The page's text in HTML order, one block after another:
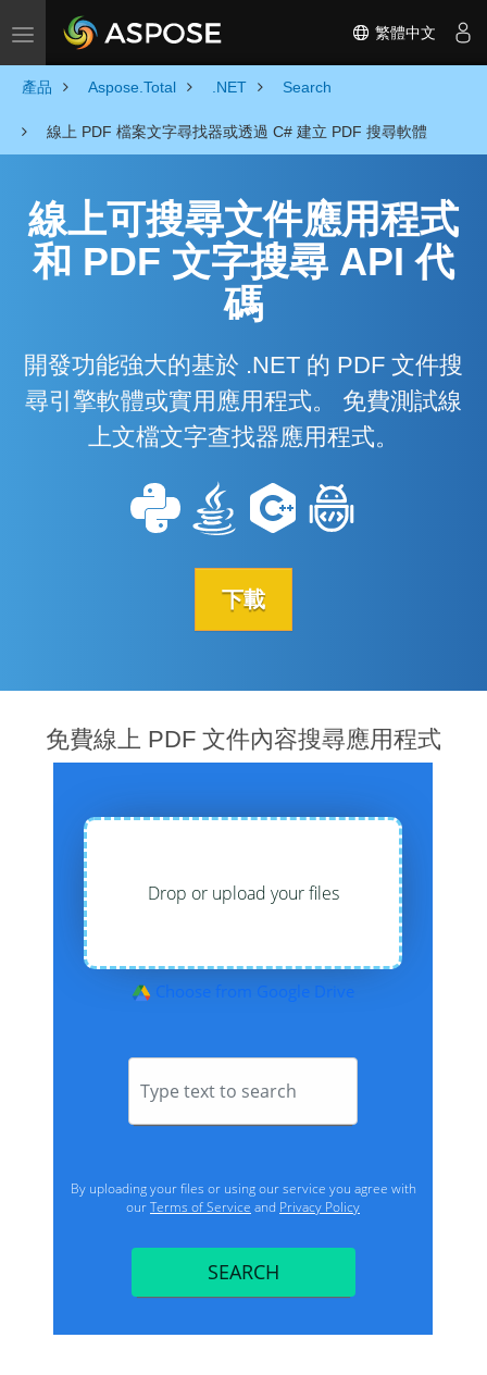
Toggle navigation 繁體中文
產品 Aspose.Total .NET Search
線上 PDF 檔案文字尋找器或透過 C# 建立 PDF 搜尋軟體
線上可搜尋文件應用程式
和 PDF 文字搜尋 API 代
碼
開發功能強大的基於 .NET 的 PDF 文件搜
尋引擎軟體或實用應用程式。 免費測試線
上文檔文字查找器應用程式。
下載
免費線上 PDF 文件內容搜尋應用程式